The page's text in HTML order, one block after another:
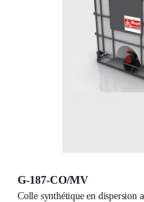
G-187-CO/MV
colle synthétique en dispersion